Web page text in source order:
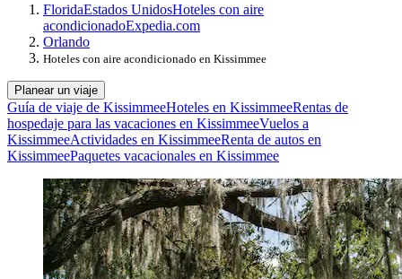
FloridaEstados UnidosHoteles con aire
acondicionadoExpedia.com
Orlando
Hoteles con aire acondicionado en Kissimmee
Planear un viaje
Guía de viaje de KissimmeeHoteles en KissimmeeRentas de
hospedaje para las vacaciones en KissimmeeVuelos a
KissimmeeActividades en KissimmeeRenta de autos en
KissimmeePaquetes vacacionales en Kissimmee